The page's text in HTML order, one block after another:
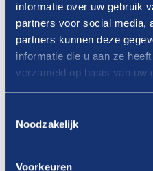
informatie over uw gebruik
partners voor social media,
partners kunnen deze
informatie die u aan ze
verzameld op basis van uw
Noodzakelijk
Voorkeuren
Zo werkt het voor
Inloggen op Power
De e-learning
Milieu
De actie loopt tot en
Een mooie gelegenheid